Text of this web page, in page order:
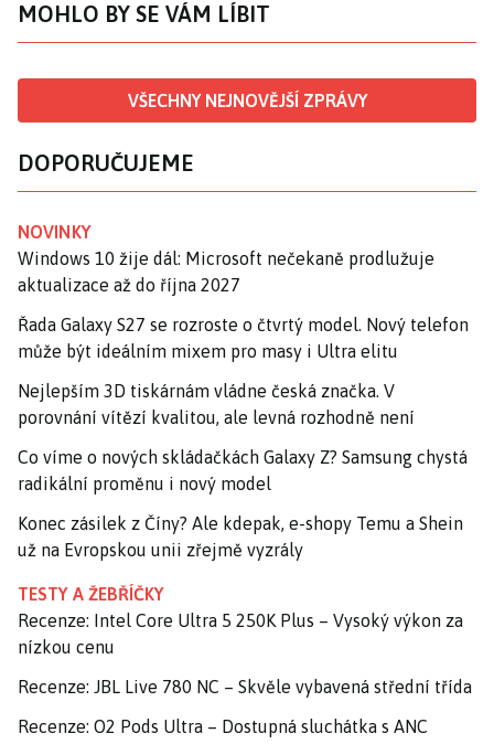
MOHLO BY SE VÁM LÍBIT
VŠECHNY NEJNOVĚJŠÍ ZPRÁVY
DOPORUČUJEME
NOVINKY
Windows 10 žije dál: Microsoft nečekaně prodlužuje
aktualizace až do října 2027
Řada Galaxy S27 se rozroste o čtvrtý model. Nový telefon
může být ideálním mixem pro masy i Ultra elitu
Nejlepším 3D tiskárnám vládne česká značka. V
porovnání vítězí kvalitou, ale levná rozhodně není
Co víme o nových skládačkách Galaxy Z? Samsung chystá
radikální proměnu i nový model
Konec zásilek z Číny? Ale kdepak, e-shopy Temu a Shein
už na Evropskou unii zřejmě vyzrály
TESTY A ŽEBŘÍČKY
Recenze: Intel Core Ultra 5 250K Plus – Vysoký výkon za
nízkou cenu
Recenze: JBL Live 780 NC – Skvěle vybavená střední třída
Recenze: O2 Pods Ultra – Dostupná sluchátka s ANC